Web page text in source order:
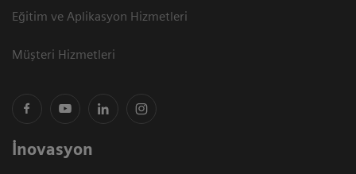
Eğitim ve Aplikasyon Hizmetleri
Müşteri Hizmetleri
İnovasyon